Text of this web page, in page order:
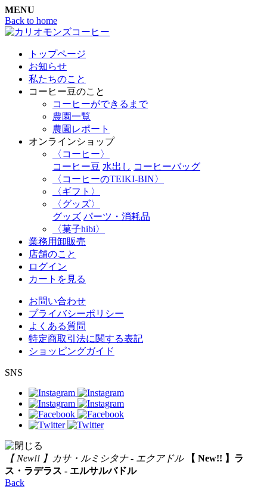
MENU
Back to home
トップページ
お知らせ
私たちのこと
コーヒー豆のこと
コーヒーができるまで
農園一覧
農園レポート
オンラインショップ
〈コーヒー〉
コーヒー豆 水出し コーヒーバッグ
〈コーヒーのTEIKI-BIN〉
〈ギフト〉
〈グッズ〉
グッズ パーツ・消耗品
〈菓子hibi〉
業務用卸販売
店舗のこと
ログイン
カートを見る
お問い合わせ
プライバシーポリシー
よくある質問
特定商取引法に関する表記
ショッピングガイド
SNS
【 New!! 】カサ・ルミシタナ - エクアドル
【 New!! 】ラ
ス・ラデラス - エルサルバドル
Back